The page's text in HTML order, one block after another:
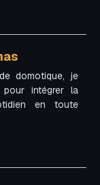
domotique, je
intégrer la
en toute